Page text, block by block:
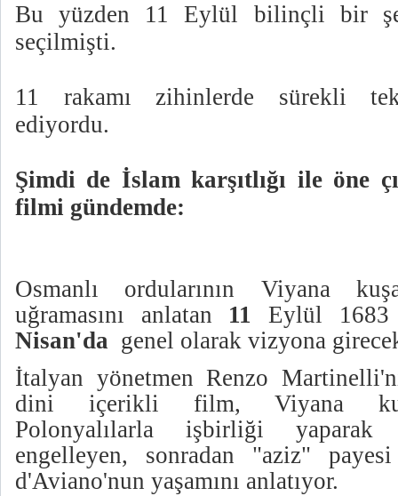
Bu yüzden 11 Eylül bilinçli bir
seçilmişti.
11 rakamı zihinlerde sürekli
ediyordu.
Şimdi de İslam karşıtlığı ile öne
filmi gündemde:
Osmanlı ordularının Viyana
uğramasını anlatan 11 Eylül
Nisan'da genel olarak vizyona
İtalyan yönetmen Renzo
dini içerikli film, Viyana
Polonyalılarla işbirliği yaparak
engelleyen, sonradan "aziz"
d'Aviano'nun yaşamını anlatıyor.